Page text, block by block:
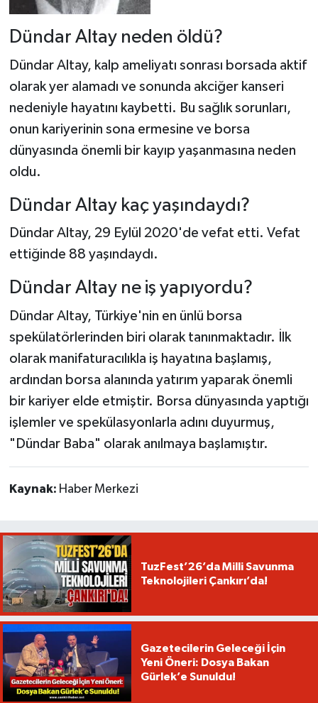
Dündar Altay neden öldü?
Dündar Altay, kalp ameliyatı sonrası borsada aktif
olarak yer alamadı ve sonunda akciğer kanseri
nedeniyle hayatını kaybetti. Bu sağlık sorunları,
onun kariyerinin sona ermesine ve borsa
dünyasında önemli bir kayıp yaşanmasına neden
oldu.
Dündar Altay kaç yaşındaydı?
Dündar Altay, 29 Eylül 2020'de vefat etti. Vefat
ettiğinde 88 yaşındaydı.
Dündar Altay ne iş yapıyordu?
Dündar Altay, Türkiye'nin en ünlü borsa
spekülatörlerinden biri olarak tanınmaktadır. İlk
olarak manifaturacılıkla iş hayatına başlamış,
ardından borsa alanında yatırım yaparak önemli
bir kariyer elde etmiştir. Borsa dünyasında yaptığı
işlemler ve spekülasyonlarla adını duyurmuş,
"Dündar Baba" olarak anılmaya başlamıştır.
Kaynak: Haber Merkezi
TuzFest’26’da Milli Savunma
Teknolojileri Çankırı’da!
Gazetecilerin Geleceği İçin
Yeni Öneri: Dosya Bakan
Gürlek’e Sunuldu!